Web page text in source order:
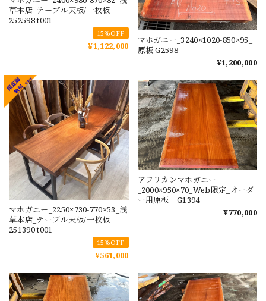
草本店_テーブル天板/一枚板
252598 t001
15%OFF
¥1,122,000
マホガニー_3240×1020-850×95_
原板 G2598
¥1,200,000
マホガニー_2250×730-770×53_浅
草本店_テーブル天板/一枚板
251390 t001
15%OFF
¥561,000
アフリカンマホガニー
_2000×950×70_Web限定_オーダ
ー用原板 G1394
¥770,000